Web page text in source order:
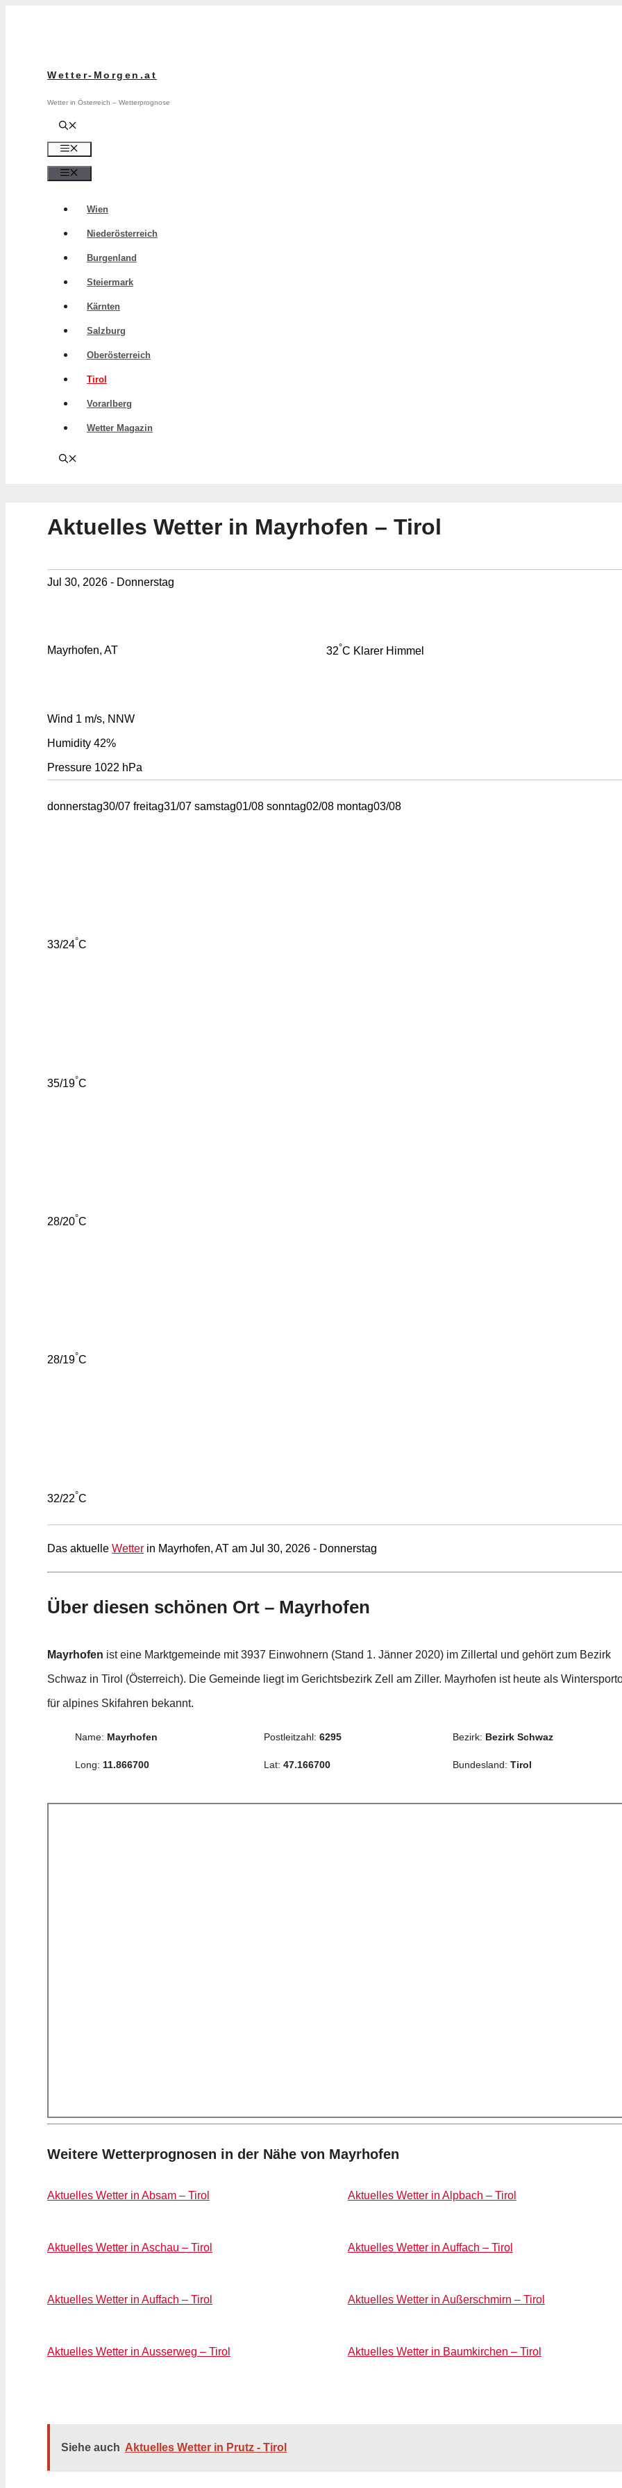
Wetter-Morgen.at
Wetter in Österreich – Wetterprognose
Wien
Niederösterreich
Burgenland
Steiermark
Kärnten
Salzburg
Oberösterreich
Tirol
Vorarlberg
Wetter Magazin
Aktuelles Wetter in Mayrhofen – Tirol
Jul 30, 2026 - Donnerstag
Mayrhofen, AT 32°C Klarer Himmel
Wind 1 m/s, NNW
Humidity 42%
Pressure 1022 hPa
donnerstag30/07 freitag31/07 samstag01/08 sonntag02/08 montag03/08
33/24°C
35/19°C
28/20°C
28/19°C
32/22°C
Das aktuelle Wetter in Mayrhofen, AT am Jul 30, 2026 - Donnerstag
Über diesen schönen Ort – Mayrhofen
Mayrhofen ist eine Marktgemeinde mit 3937 Einwohnern (Stand 1. Jänner 2020) im Zillertal und gehört zum Bezirk
Schwaz in Tirol (Österreich). Die Gemeinde liegt im Gerichtsbezirk Zell am Ziller. Mayrhofen ist heute als
für alpines Skifahren bekannt.
Name: Mayrhofen Postleitzahl: 6295 Bezirk: Bezirk Schwaz
Long: 11.866700 Lat: 47.166700 Bundesland: Tirol
Weitere Wetterprognosen in der Nähe von Mayrhofen
Aktuelles Wetter in Absam – Tirol Aktuelles Wetter in Alpbach – Tirol
Aktuelles Wetter in Aschau – Tirol Aktuelles Wetter in Auffach – Tirol
Aktuelles Wetter in Auffach – Tirol Aktuelles Wetter in Außerschmirn – Tirol
Aktuelles Wetter in Ausserweg – Tirol Aktuelles Wetter in Baumkirchen – Tirol
Siehe auch Aktuelles Wetter in Prutz - Tirol